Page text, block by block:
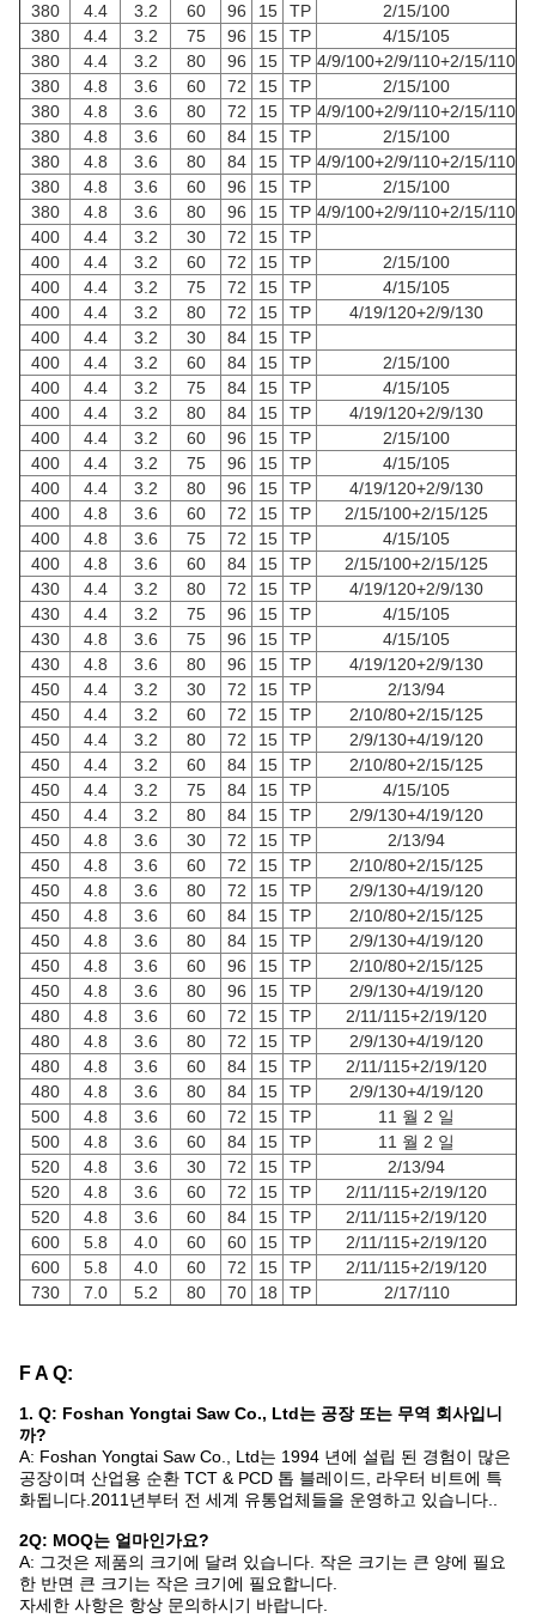
380
4.4 3.2 60 96 15 TP
2/15/100
380
4.4 3.2 75 96 15 TP
4/15/105
380
4.4 3.2 80 96 15 TP 4/9/100+2/9/110+2/15/110
380
4.8 3.6 60 72 15 TP
2/15/100
380
4.8 3.6 80 72 15 TP 4/9/100+2/9/110+2/15/110
380
4.8 3.6 60 84 15 TP
2/15/100
380
4.8 3.6 80 84 15 TP 4/9/100+2/9/110+2/15/110
380
4.8 3.6 60 96 15 TP
2/15/100
380
4.8 3.6 80 96 15 TP 4/9/100+2/9/110+2/15/110
400
4.4 3.2 30 72 15
TP
400
4.4 3.2 60 72 15 TP
2/15/100
400
4.4 3.2 75 72 15 TP
4/15/105
400
4.4 3.2 80 72 15 TP
4/19/120+2/9/130
400
4.4 3.2 30 84 15
TP
400
4.4 3.2 60 84 15 TP
2/15/100
400
4.4 3.2 75 84 15 TP
4/15/105
400
4.4 3.2 80 84 15 TP
4/19/120+2/9/130
400
4.4 3.2 60 96 15 TP
2/15/100
400
4.4 3.2 75 96 15 TP
4/15/105
400
4.4 3.2 80 96 15 TP
4/19/120+2/9/130
400
4.8 3.6 60 72 15 TP
2/15/100+2/15/125
400
4.8 3.6 75 72 15 TP
4/15/105
400
4.8 3.6 60 84 15 TP
2/15/100+2/15/125
430
4.4 3.2 80 72 15 TP
4/19/120+2/9/130
430
4.4 3.2 75 96 15 TP
4/15/105
430
4.8 3.6 75 96 15 TP
4/15/105
430
4.8 3.6 80 96 15 TP
4/19/120+2/9/130
450
4.4 3.2 30 72 15 TP
2/13/94
450
4.4 3.2 60 72 15 TP
2/10/80+2/15/125
450
4.4 3.2 80 72 15 TP
2/9/130+4/19/120
450
4.4 3.2 60 84 15 TP
2/10/80+2/15/125
450
4.4 3.2 75 84 15 TP
4/15/105
450
4.4 3.2 80 84 15 TP
2/9/130+4/19/120
450
4.8 3.6 30 72 15 TP
2/13/94
450
4.8 3.6 60 72 15 TP
2/10/80+2/15/125
450
4.8 3.6 80 72 15 TP
2/9/130+4/19/120
450
4.8 3.6 60 84 15 TP
2/10/80+2/15/125
450
4.8 3.6 80 84 15 TP
2/9/130+4/19/120
450
4.8 3.6 60 96 15 TP
2/10/80+2/15/125
450
4.8 3.6 80 96 15 TP
2/9/130+4/19/120
480
4.8 3.6 60 72 15 TP
2/11/115+2/19/120
480
4.8 3.6 80 72 15 TP
2/9/130+4/19/120
480
4.8 3.6 60 84 15 TP
2/11/115+2/19/120
480
4.8 3.6 80 84 15 TP
2/9/130+4/19/120
500
4.8 3.6 60 72 15 TP
11 월 2 일
500
4.8 3.6 60 84 15 TP
11 월 2 일
520
4.8 3.6 30 72 15 TP
2/13/94
520
4.8 3.6 60 72 15 TP
2/11/115+2/19/120
520
4.8 3.6 60 84 15 TP
2/11/115+2/19/120
600
5.8 4.0 60 60 15 TP
2/11/115+2/19/120
600
5.8 4.0 60 72 15 TP
2/11/115+2/19/120
730
7.0 5.2 80 70 18 TP 2/17/110
F A Q:
1. Q: Foshan Yongtai Saw Co., Ltd는 공장 또는 무역 회사입니
까?
A: Foshan Yongtai Saw Co., Ltd는 1994 년에 설립 된 경험이 많은
공장이며 산업용 순환 TCT & PCD 톱 블레이드, 라우터 비트에 특
화됩니다.2011년부터 전 세계 유통업체들을 운영하고 있습니다..
2Q: MOQ는 얼마인가요?
A: 그것은 제품의 크기에 달려 있습니다. 작은 크기는 큰 양에 필요
한 반면 큰 크기는 작은 크기에 필요합니다.
자세한 사항은 항상 문의하시기 바랍니다.